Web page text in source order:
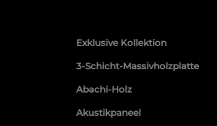
Exklusive Kollektion
3-Schicht-Massivholzplatte
Abachi-Holz
Akustikpaneel